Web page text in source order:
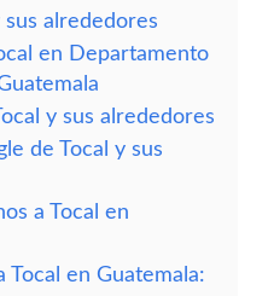
sus alrededores
en Departamento
y sus alrededores
de Tocal y sus
a Tocal en
Tocal en Guatemala: